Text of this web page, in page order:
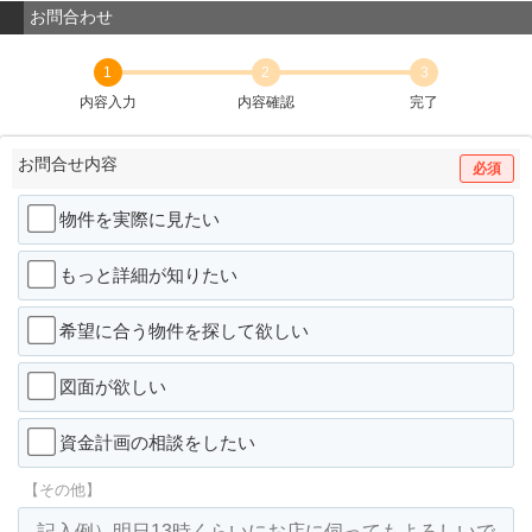
お問合わせ
1
内容入力
2
内容確認
3
完了
お問合せ内容 必須
物件を実際に見たい
もっと詳細が知りたい
希望に合う物件を探して欲しい
図面が欲しい
資金計画の相談をしたい
【その他】